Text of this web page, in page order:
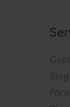
Blog